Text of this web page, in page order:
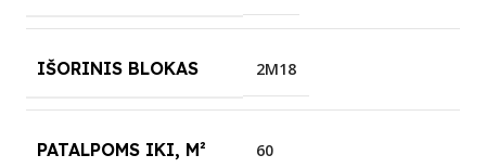
IŠORINIS BLOKAS 2M18
PATALPOMS IKI, M² 60